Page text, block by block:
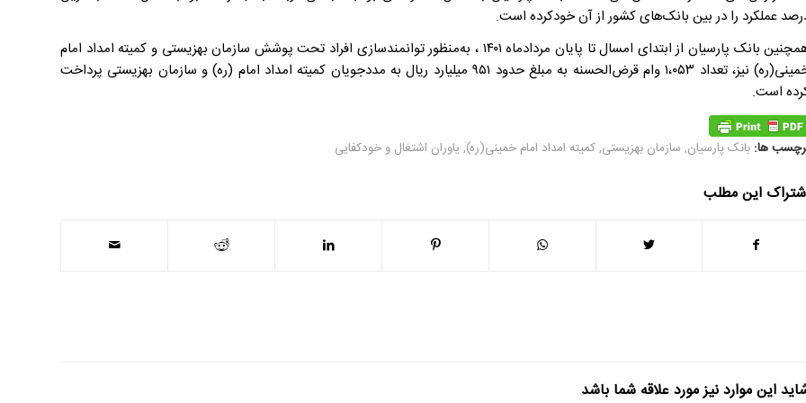
عملکرد را در بین بانک‌های کشور از آن خودکرده است.
همچنین بانک پارسیان از ابتدای امسال تا پایان مردادماه ۱۴۰۱ ، به‌منظور توانمندسازی افراد تحت پوشش سازمان بهزیستی و کمیته امداد امام
خمینی(ره) نیز، تعداد ۱،۰۵۳ وام قرض‌الحسنه به مبلغ حدود ۹۵۱ میلیارد ریال به مددجویان کمیته امداد امام (ره) و سازمان بهزیستی پرداخت
است.
ها: بانک پارسیان, سازمان بهزیستی,کمیته امداد امام خمینی(ره), یاوران اشتغال و خودکفایی
این مطلب
این موارد نیز مورد علاقه شما باشد